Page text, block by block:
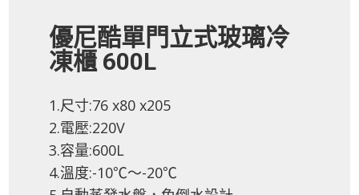
優尼酷單門立式玻璃冷
凍櫃 600L
1.尺寸:76 x80 x205
2.電壓:220V
3.容量:600L
4.溫度:-10℃～-20℃